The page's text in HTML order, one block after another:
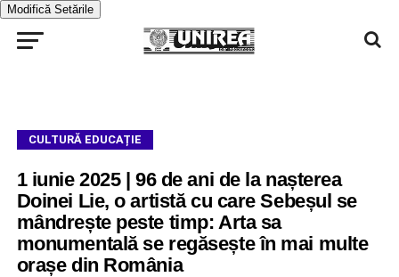
Modifică Setările
CULTURĂ EDUCAȚIE
1 iunie 2025 | 96 de ani de la nașterea
Doinei Lie, o artistă cu care Sebeșul se
mândrește peste timp: Arta sa
monumentală se regăsește în mai multe
orașe din România